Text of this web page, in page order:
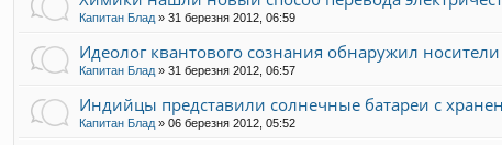
Капитан Блад » 31 березня 2012, 06:59
Идеолог квантового сознания обнаружил
Капитан Блад » 31 березня 2012, 06:57
Индийцы представили солнечные батареи с
Капитан Блад » 06 березня 2012, 05:52